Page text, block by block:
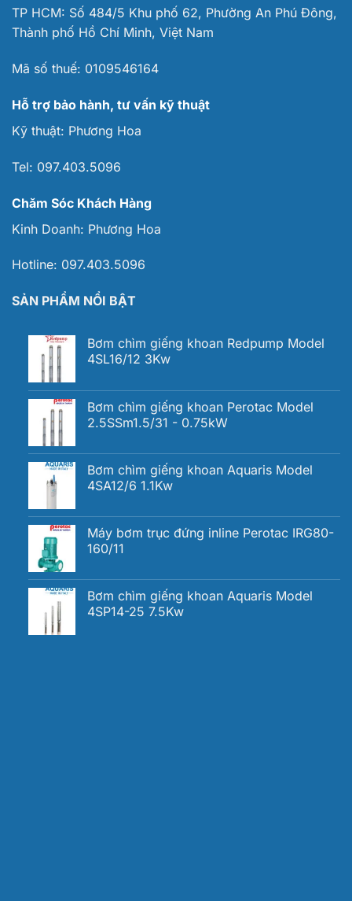
TP HCM: Số 484/5 Khu phố 62, Phường An Phú Đông,
Thành phố Hồ Chí Minh, Việt Nam
Mã số thuế: 0109546164
Hỗ trợ bảo hành, tư vấn kỹ thuật
Kỹ thuật: Phương Hoa
Tel: 097.403.5096
Chăm Sóc Khách Hàng
Kinh Doanh: Phương Hoa
Hotline: 097.403.5096
SẢN PHẨM NỔI BẬT
Bơm chìm giếng khoan Redpump Model
4SL16/12 3Kw
Bơm chìm giếng khoan Perotac Model
2.5SSm1.5/31 - 0.75kW
Bơm chìm giếng khoan Aquaris Model
4SA12/6 1.1Kw
Máy bơm trục đứng inline Perotac IRG80-
160/11
Bơm chìm giếng khoan Aquaris Model
4SP14-25 7.5Kw